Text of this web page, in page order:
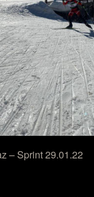
– Sprint 29.01.22